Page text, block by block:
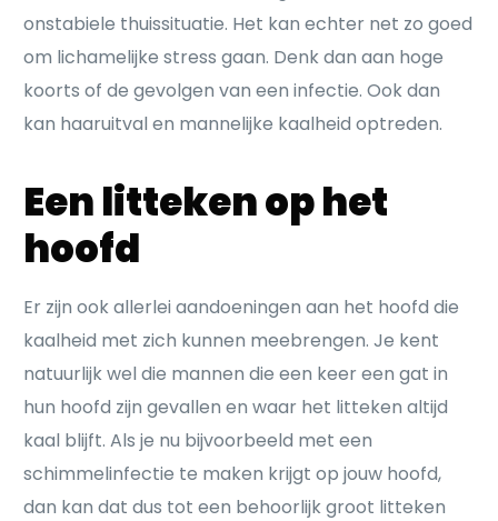
onstabiele thuissituatie. Het kan echter net zo goed
om lichamelijke stress gaan. Denk dan aan hoge
koorts of de gevolgen van een infectie. Ook dan
kan haaruitval en mannelijke kaalheid optreden.
Een litteken op het
hoofd
Er zijn ook allerlei aandoeningen aan het hoofd die
kaalheid met zich kunnen meebrengen. Je kent
natuurlijk wel die mannen die een keer een gat in
hun hoofd zijn gevallen en waar het litteken altijd
kaal blijft. Als je nu bijvoorbeeld met een
schimmelinfectie te maken krijgt op jouw hoofd,
dan kan dat dus tot een behoorlijk groot litteken